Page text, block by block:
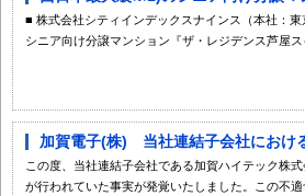
■ 株式会社シティインデックスナインス（本社：
シニア向け分譲マンション『ザ・レジデンス芦屋ス
加賀電子(株) 当社連結子会社におけ
この度、当社連結子会社である加賀ハイテック株
が行われていた事実が発覚いたしました。この不適